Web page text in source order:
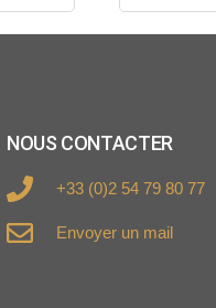
NOUS CONTACTER
+33 (0)2 54 79 80 77
Envoyer un mail